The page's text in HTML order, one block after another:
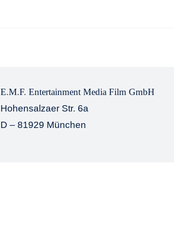
E.M.F. Entertainment Media Film GmbH
Hohensalzaer Str. 6a
D – 81929 München